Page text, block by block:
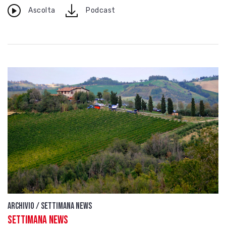
Ascolta downloadPodcast
Archivio / Settimana news
Settimana News